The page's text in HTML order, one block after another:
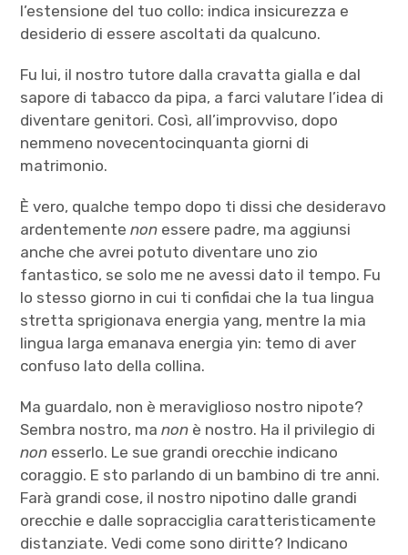
l’estensione del tuo collo: indica insicurezza e
desiderio di essere ascoltati da qualcuno.
Fu lui, il nostro tutore dalla cravatta gialla e dal
sapore di tabacco da pipa, a farci valutare l’idea di
diventare genitori. Così, all’improvviso, dopo
nemmeno novecentocinquanta giorni di
matrimonio.
È vero, qualche tempo dopo ti dissi che desideravo
ardentementenon essere padre, ma aggiunsi
anche che avrei potuto diventare uno zio
fantastico, se solo me ne avessi dato il tempo. Fu
lo stesso giorno in cui ti confidai che la tua lingua
stretta sprigionava energia yang, mentre la mia
lingua larga emanava energia yin: temo di aver
confuso lato della collina.
Ma guardalo, non è meraviglioso nostro nipote?
Sembra nostro, manon è nostro. Ha il privilegio di
non esserlo. Le sue grandi orecchie indicano
coraggio. E sto parlando di un bambino di tre anni.
Farà grandi cose, il nostro nipotino dalle grandi
orecchie e dalle sopracciglia caratteristicamente
distanziate. Vedi come sono diritte? Indicano